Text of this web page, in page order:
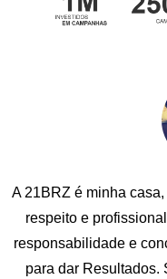
A 21BRZ é minha
respeito e
responsabilidade e
para dar Resultados.